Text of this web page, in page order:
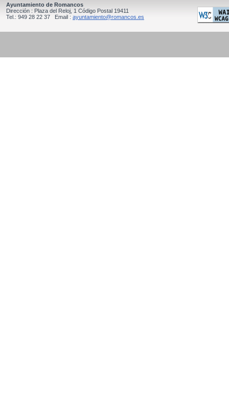
Ayuntamiento de Romancos
Dirección : Plaza del Reloj, 1 Código Postal 19411
Tel.: 949 28 22 37 Email : ayuntamiento@romancos.es